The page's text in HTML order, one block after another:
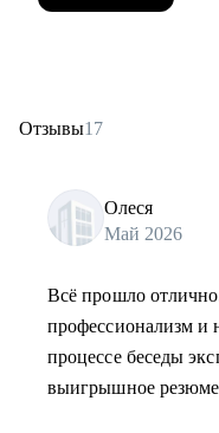
Отзывы17
Олеся
Май 2026
Всё прошло
профессионализм и
процессе беседы
выигрышное